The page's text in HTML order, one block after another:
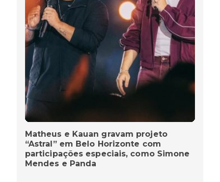
Matheus e Kauan gravam projeto
“Astral” em Belo Horizonte com
participações especiais, como Simone
Mendes e Panda